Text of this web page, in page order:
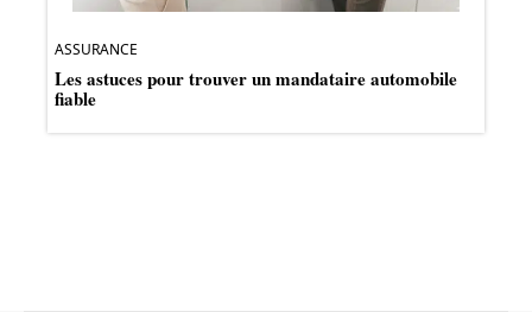
ASSURANCE
Les astuces pour trouver un mandataire automobile
fiable